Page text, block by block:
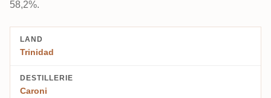
58,2%.
LAND
Trinidad
DESTILLERIE
Caroni